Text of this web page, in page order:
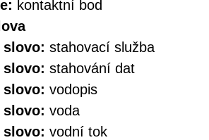
kontaktní bod
slovo: stahovací služba
slovo: stahování dat
slovo: vodopis
slovo: voda
slovo: vodní tok